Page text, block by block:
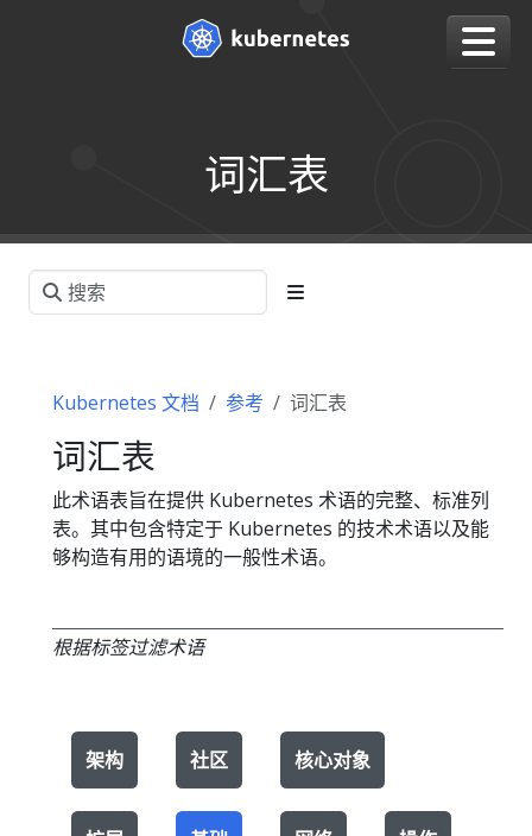
词汇表
Kubernetes 文档 参考 词汇表
词汇表
此术语表旨在提供 Kubernetes 术语的完整、标准列
表。其中包含特定于 Kubernetes 的技术术语以及能
够构造有用的语境的一般性术语。
根据标签过滤术语
架构 社区 核心对象